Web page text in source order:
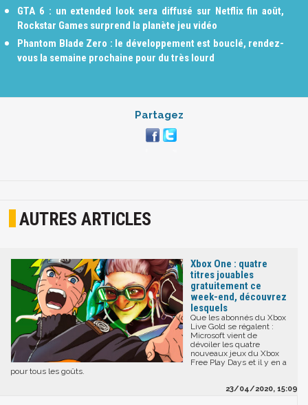
GTA 6 : un extended look sera diffusé sur Netflix fin août,
Rockstar Games surprend la planète jeu vidéo
Phantom Blade Zero : le développement est bouclé, rendez-
vous la semaine prochaine pour du très lourd
Partagez
AUTRES ARTICLES
Xbox One : quatre
titres jouables
gratuitement ce
week-end, découvrez
lesquels
Que les abonnés du Xbox
Live Gold se régalent :
Microsoft vient de
dévoiler les quatre
nouveaux jeux du Xbox
Free Play Days et il y en a
pour tous les goûts.
23/04/2020, 15:09